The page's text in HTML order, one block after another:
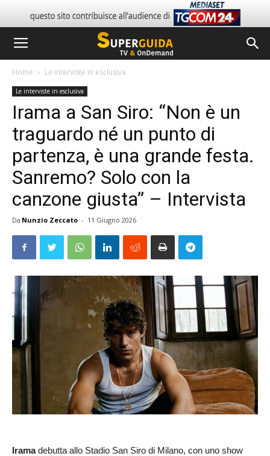
Home Le interviste in esclusiva
Le interviste in esclusiva
Irama a San Siro: “Non è un
traguardo né un punto di
partenza, è una grande festa.
Sanremo? Solo con la
canzone giusta” – Intervista
Da Nunzio Zeccato - 11 Giugno 2026
Iramadebutta allo Stadio San Siro di Milano, con uno show